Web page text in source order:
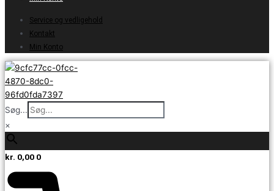
Service og vedligehold
Kontakt
Min Konto
Søg...
×
kr. 0,00 0